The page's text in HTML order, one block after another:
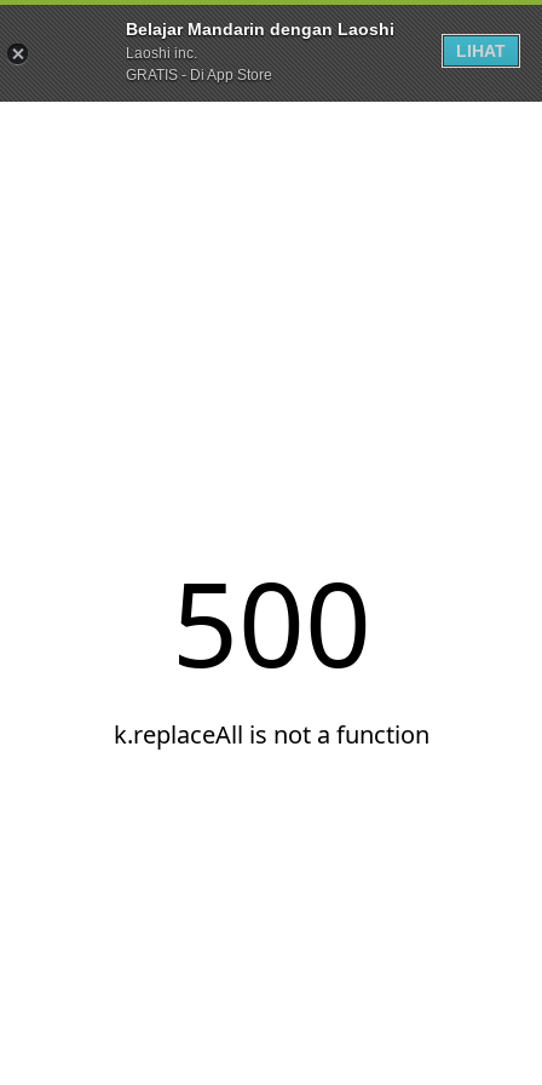
Belajar Mandarin dengan Laoshi
Laoshi inc.
GRATIS - Di App Store
LIHAT
500
k.replaceAll is not a function